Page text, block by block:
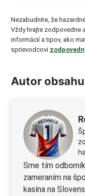
Nezabudnite, že
Vždy hrajte zodpovedne
informácií a tipov, ako
sprievodcovi
Autor obsahu
Sme tím
zameraním na
kasína na